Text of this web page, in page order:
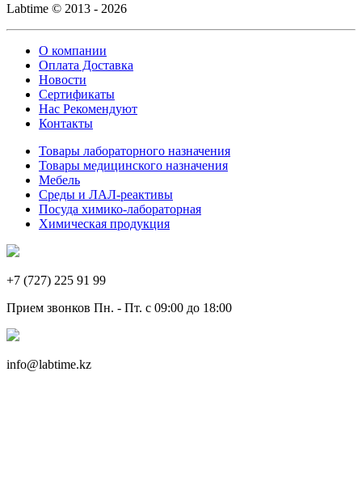
Labtime © 2013 - 2026
О компании
Оплата Доставка
Новости
Сертификаты
Нас Рекомендуют
Контакты
Товары лабораторного назначения
Товары медицинского назначения
Мебель
Среды и ЛАЛ-реактивы
Посуда химико-лабораторная
Химическая продукция
+7 (727) 225 91 99
Прием звонков Пн. - Пт. с 09:00 до 18:00
info@labtime.kz